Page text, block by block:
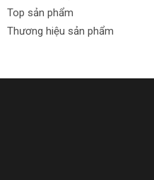
Top sản phẩm
Thương hiệu sản phẩm